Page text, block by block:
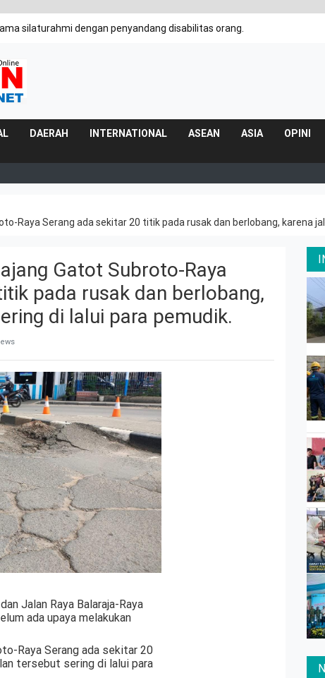
silaturahmi dengan penyandang disabilitas orang.
DAERAH INTERNATIONAL ASEAN ASIA OPINI
Raya Serang ada sekitar 20 titik pada rusak dan berlobang, karena
Gatot Subroto-Raya
pada rusak dan berlobang,
di lalui para pemudik.
Jalan Raya Balaraja-Raya
ada upaya melakukan
Raya Serang ada sekitar 20
tersebut sering di lalui para